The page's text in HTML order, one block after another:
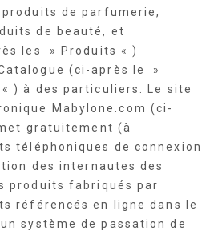
de parfumerie,
de beauté, et
les » Produits « )
(ci-après le »
) à des particuliers. Le site
Mabylone.com (ci-
gratuitement (à
téléphoniques de connexion
des internautes des
produits fabriqués par
référencés en ligne dans le
système de passation de